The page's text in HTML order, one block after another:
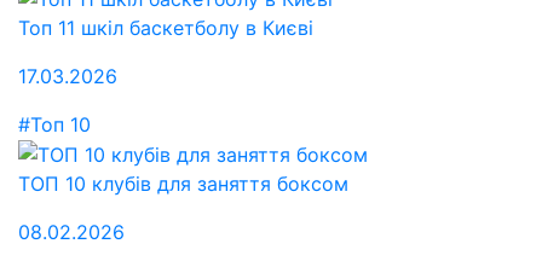
Топ 11 шкіл баскетболу в Києві
17.03.2026
#Топ 10
ТОП 10 клубів для заняття боксом
08.02.2026